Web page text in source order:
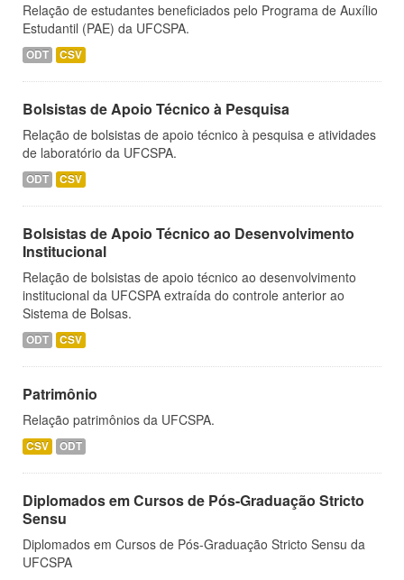
Relação de estudantes beneficiados pelo Programa de Auxílio
Estudantil (PAE) da UFCSPA.
ODT CSV
Bolsistas de Apoio Técnico à Pesquisa
Relação de bolsistas de apoio técnico à pesquisa e atividades
de laboratório da UFCSPA.
ODT CSV
Bolsistas de Apoio Técnico ao Desenvolvimento
Institucional
Relação de bolsistas de apoio técnico ao desenvolvimento
institucional da UFCSPA extraída do controle anterior ao
Sistema de Bolsas.
ODT CSV
Patrimônio
Relação patrimônios da UFCSPA.
CSV ODT
Diplomados em Cursos de Pós-Graduação Stricto
Sensu
Diplomados em Cursos de Pós-Graduação Stricto Sensu da
UFCSPA